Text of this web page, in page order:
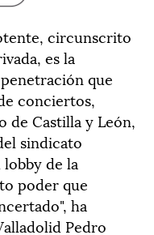
circunscrito
es la
que
conciertos,
de Castilla y León,
sindicato
lobby de la
poder que
ha
Pedro